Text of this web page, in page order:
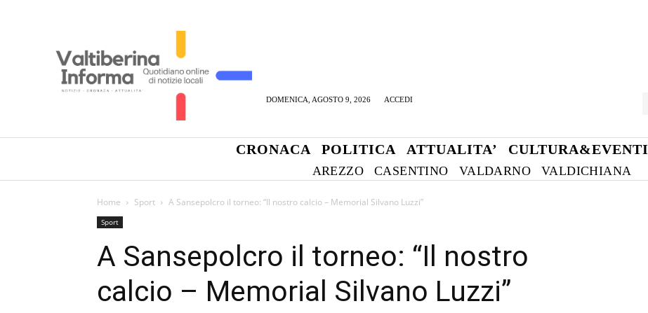
DOMENICA, AGOSTO 9, 2026 ACCEDI
CRONACA POLITICA ATTUALITA’ CULTURA&EVENTI
AREZZO CASENTINO VALDARNO VALDICHIANA
Home Sport A Sansepolcro il torneo: “Il nostro calcio – Memorial Silvano Luzzi”
Sport
A Sansepolcro il torneo: “Il nostro
calcio – Memorial Silvano Luzzi”